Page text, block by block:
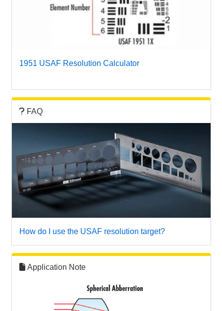
1951 USAF Resolution Calculator
FAQ
How do I use the USAF resolution target?
Application Note